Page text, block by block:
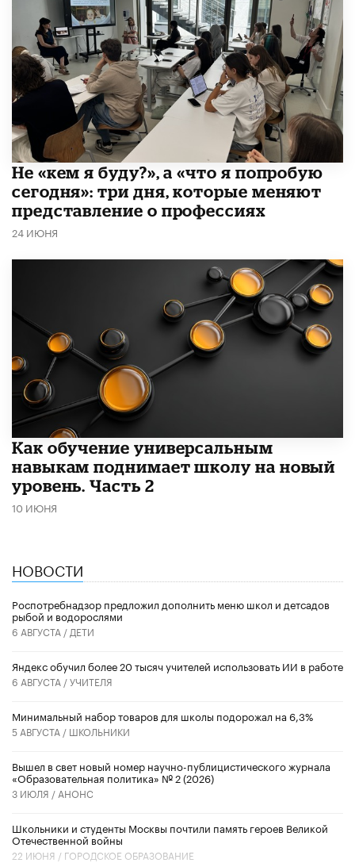
Не «кем я буду?», а «что я попробую
сегодня»: три дня, которые меняют
представление о профессиях
24 ИЮНЯ
​Как обучение универсальным
навыкам поднимает школу на новый
уровень. Часть 2
10 ИЮНЯ
НОВОСТИ
Роспотребнадзор предложил дополнить меню школ и детсадов
рыбой и водорослями
6 АВГУСТА / ДЕТИ
​Яндекс обучил более 20 тысяч учителей использовать ИИ в работе
6 АВГУСТА /УЧИТЕЛЯ
Минимальный набор товаров для школы подорожал на 6,3%
5 АВГУСТА / ШКОЛЬНИКИ
Вышел в свет новый номер научно-публицистического журнала
«Образовательная политика» № 2 (2026)
3 ИЮЛЯ / АНОНС
Школьники и студенты Москвы почтили память героев Великой
Отечественной войны
22 ИЮНЯ / ГОРОДСКОЕ ОБРАЗОВАНИЕ